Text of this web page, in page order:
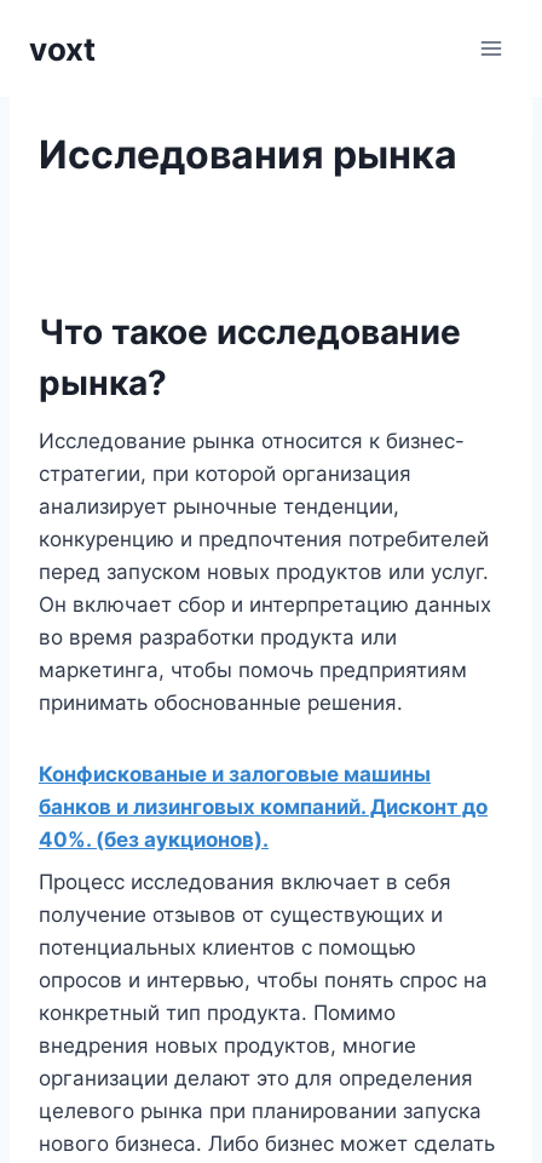
voxt
Исследования рынка
Что такое исследование
рынка?
Исследование рынка относится к бизнес-
стратегии, при которой организация
анализирует рыночные тенденции,
конкуренцию и предпочтения потребителей
перед запуском новых продуктов или услуг.
Он включает сбор и интерпретацию данных
во время разработки продукта или
маркетинга, чтобы помочь предприятиям
принимать обоснованные решения.
Конфискованые и залоговые машины
банков и лизинговых компаний. Дисконт до
40%. (без аукционов).
Процесс исследования включает в себя
получение отзывов от существующих и
потенциальных клиентов с помощью
опросов и интервью, чтобы понять спрос на
конкретный тип продукта. Помимо
внедрения новых продуктов, многие
организации делают это для определения
целевого рынка при планировании запуска
нового бизнеса. Либо бизнес может сделать